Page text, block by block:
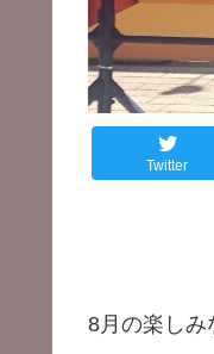
Twitter
8月の楽しみ